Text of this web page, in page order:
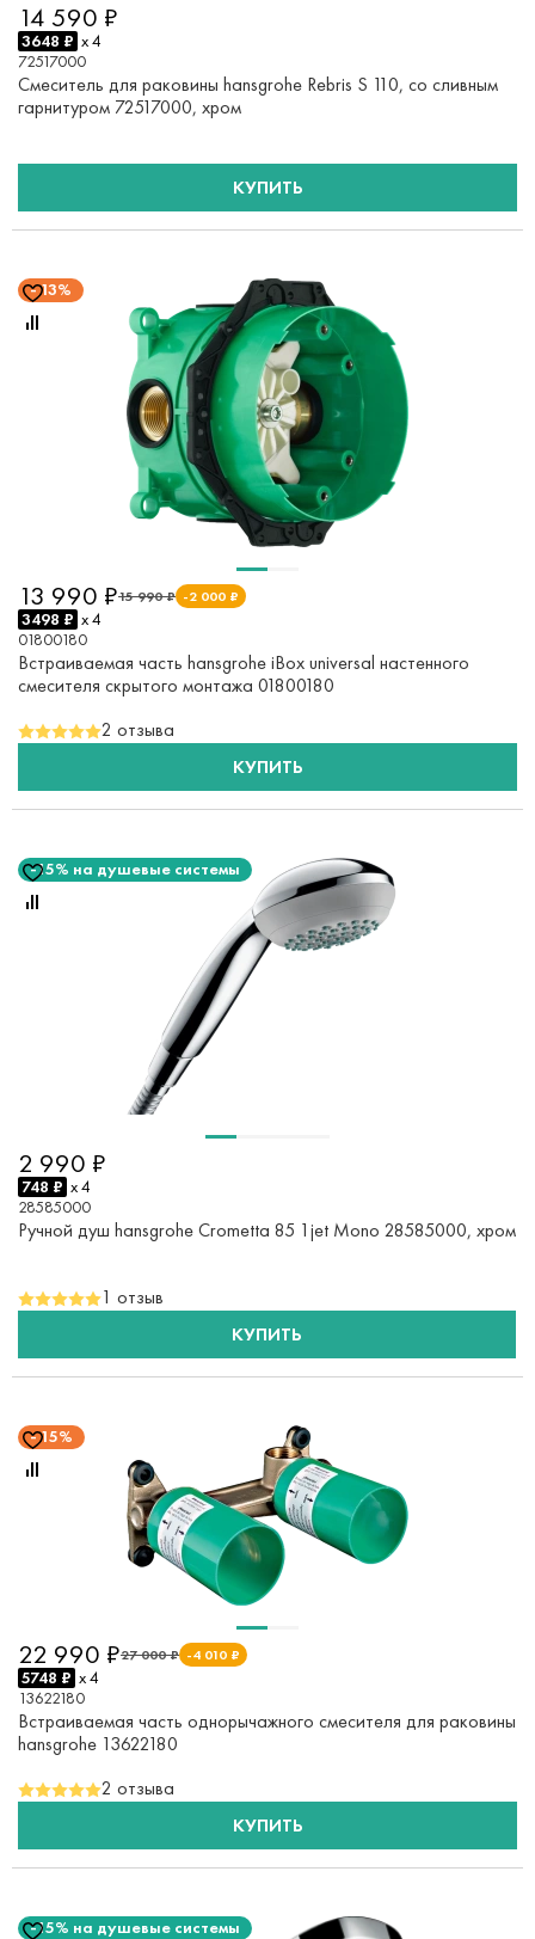
14 590 ₽
3648 ₽ x 4
72517000
Смеситель для раковины hansgrohe Rebris S 110, со сливным
гарнитуром 72517000, хром
КУПИТЬ
13%
15 990 ₽ -2 000 ₽
13 990 ₽
3498 ₽ x 4
01800180
Встраиваемая часть hansgrohe iBox universal настенного
смесителя скрытого монтажа 01800180
2 отзыва
КУПИТЬ
-15% на душевые системы
2 990 ₽
748 ₽ x 4
28585000
Ручной душ hansgrohe Crometta 85 1jet Mono 28585000, хром
1 отзыв
КУПИТЬ
15%
27 000 ₽ -4 010 ₽
22 990 ₽
5748 ₽ x 4
13622180
Встраиваемая часть однорычажного смесителя для раковины
hansgrohe 13622180
2 отзыва
КУПИТЬ
-15% на душевые системы